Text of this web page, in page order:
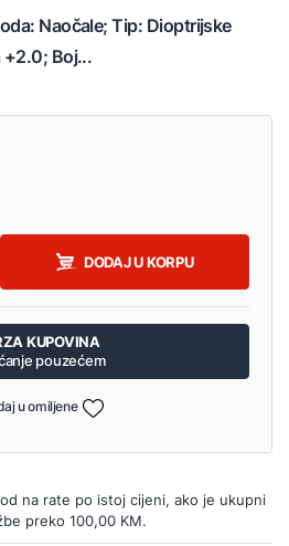
Naočale; Tip: Dioptrijske
+2.0; Boj...
DODAJ U KORPU
KUPOVINA
pouzećem
u omiljene
na rate po istoj cijeni, ako je ukupni
preko 100,00 KM.